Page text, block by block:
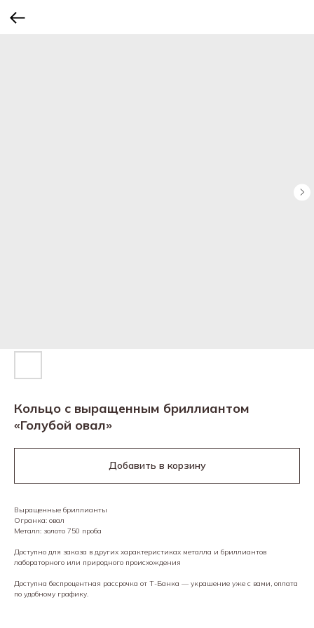
Кольцо с выращенным бриллиантом
«Голубой овал»
Добавить в корзину
Выращенные бриллианты
Огранка: овал
Металл: золото 750 проба
Доступно для заказа в других характеристиках металла и бриллиантов
лабораторного или природного происхождения
Доступна беспроцентная рассрочка от Т-Банка — украшение уже с вами, оплата
по удобному графику.